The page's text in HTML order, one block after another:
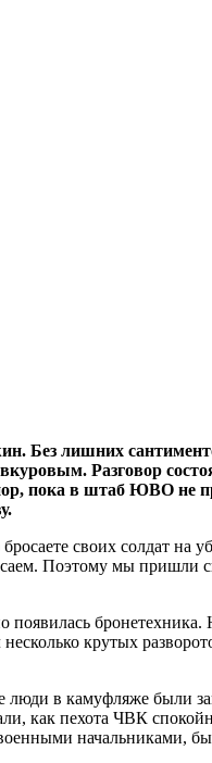
Без лишних
Разговор
пока в штаб ЮВО не
своих солдат на
Поэтому мы пришли
появилась
крутых
люди в камуфляже были
как пехота ЧВК
начальниками,